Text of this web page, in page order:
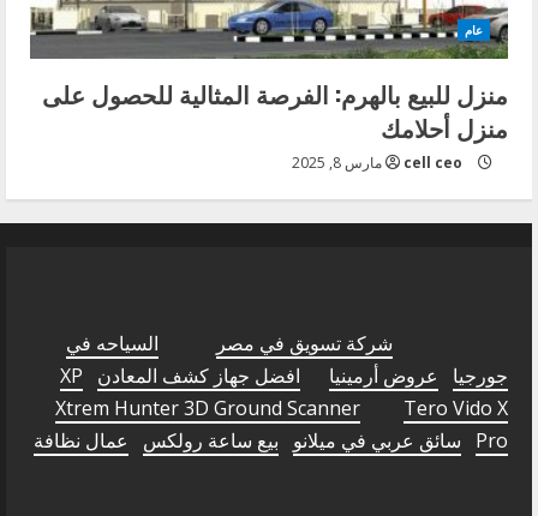
عام
منزل للبيع بالهرم: الفرصة المثالية للحصول على
منزل أحلامك
cell ceo مارس 8, 2025
شركة تسويق في مصر
السياحه في
جورجيا
عروض أرمينيا افضل جهاز كشف المعادن
XP
Xtrem Hunter 3D Ground Scanner
Tero Vido X
Pro
سائق عربي في ميلانو بيع ساعة رولكس عمال نظافة